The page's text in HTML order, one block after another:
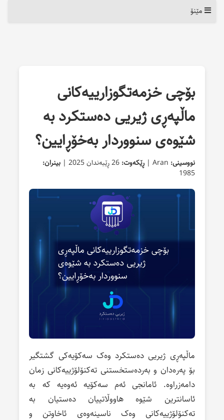
مێنۆ
بۆچی خزمەتگوزارییەکانی
ماڵپەڕی ژیریی دەستکرد بە
شێوەی سنووردار بەخۆڕایین؟
نووسینی: ڕێکەوت: 26 ڕێبەندان 2025 |
بینران:
1985
ماڵپەڕی ژیریی دەستکرد وەک سەکۆیەکی گشتگیر
بۆ پەرەدان و بەردەستخستنی تەکنۆلۆژییەکانی زمان
دامەزراوە. ئامانجی ئەم سەکۆیە ئەوەیە کە بە
ئاسانترین شێوە هاووڵاتییان دەستیان بە
تەکنۆلۆژییەکانی وەک ناسینەوەی ئاخاوتن و